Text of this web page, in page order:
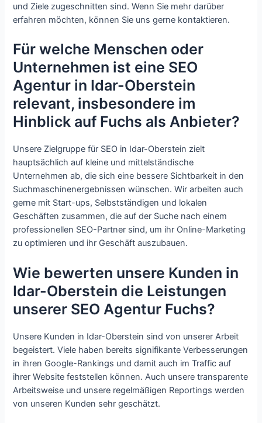
und Ziele zugeschnitten sind. Wenn Sie mehr darüber
erfahren möchten, können Sie uns gerne kontaktieren.
Für welche Menschen oder
Unternehmen ist eine SEO
Agentur in Idar-Oberstein
relevant, insbesondere im
Hinblick auf Fuchs als Anbieter?
Unsere Zielgruppe für SEO in Idar-Oberstein zielt
hauptsächlich auf kleine und mittelständische
Unternehmen ab, die sich eine bessere Sichtbarkeit in den
Suchmaschinenergebnissen wünschen. Wir arbeiten auch
gerne mit Start-ups, Selbstständigen und lokalen
Geschäften zusammen, die auf der Suche nach einem
professionellen SEO-Partner sind, um ihr Online-Marketing
zu optimieren und ihr Geschäft auszubauen.
Wie bewerten unsere Kunden in
Idar-Oberstein die Leistungen
unserer SEO Agentur Fuchs?
Unsere Kunden in Idar-Oberstein sind von unserer Arbeit
begeistert. Viele haben bereits signifikante Verbesserungen
in ihren Google-Rankings und damit auch im Traffic auf
ihrer Website feststellen können. Auch unsere transparente
Arbeitsweise und unsere regelmäßigen Reportings werden
von unseren Kunden sehr geschätzt.